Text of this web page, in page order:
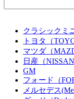
クラシックミ
トヨタ（
マツダ（
日産（NISSAN
GM
フォード（
メルセデス